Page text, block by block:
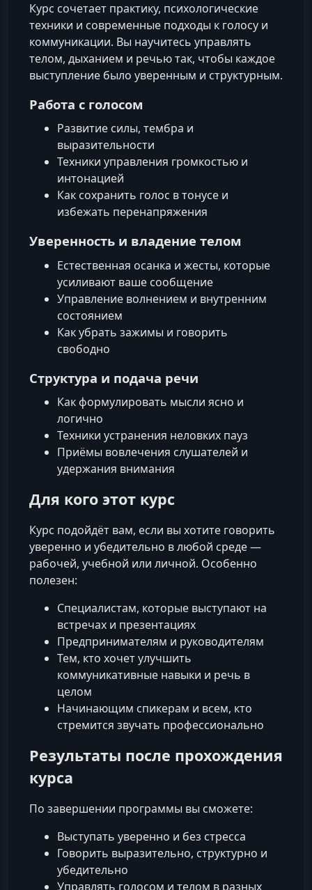
Курс сочетает практику, психологические
техники и современные подходы к голосу и
коммуникации. Вы научитесь управлять
телом, дыханием и речью так, чтобы каждое
выступление было уверенным и структурным.
Работа с голосом
Развитие силы, тембра и
выразительности
Техники управления громкостью и
интонацией
Как сохранить голос в тонусе и
избежать перенапряжения
Уверенность и владение телом
Естественная осанка и жесты, которые
усиливают ваше сообщение
Управление волнением и внутренним
состоянием
Как убрать зажимы и говорить
свободно
Структура и подача речи
Как формулировать мысли ясно и
логично
Техники устранения неловких пауз
Приёмы вовлечения слушателей и
удержания внимания
Для кого этот курс
Курс подойдёт вам, если вы хотите говорить
уверенно и убедительно в любой среде —
рабочей, учебной или личной. Особенно
полезен:
Специалистам, которые выступают на
встречах и презентациях
Предпринимателям и руководителям
Тем, кто хочет улучшить
коммуникативные навыки и речь в
целом
Начинающим спикерам и всем, кто
стремится звучать профессионально
Результаты после прохождения
курса
По завершении программы вы сможете:
Выступать уверенно и без стресса
Говорить выразительно, структурно и
убедительно
Управлять голосом и телом в разных